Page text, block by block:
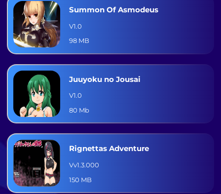
Summon Of Asmodeus
V1.0
98 MB
Juuyoku no Jousai
V1.0
80 Mb
Rignettas Adventure
Vv1.3.000
150 MB